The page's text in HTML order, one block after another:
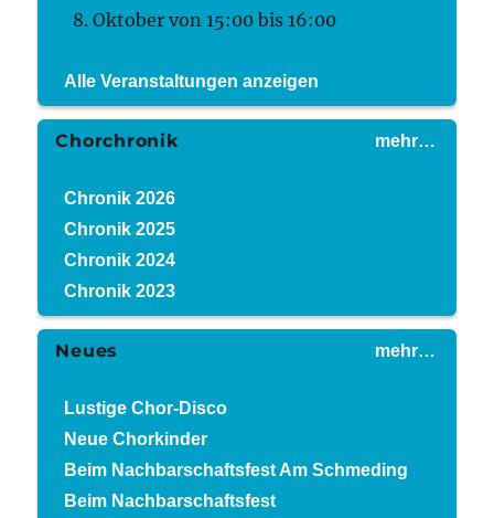
8. Oktober von 15:00 bis16:00
Alle Veranstaltungen anzeigen
mehr…
Chorchronik
Chronik 2026
Chronik 2025
Chronik 2024
Chronik 2023
mehr…
Neues
Lustige Chor-Disco
Neue Chorkinder
Beim Nachbarschaftsfest Am Schmeding
Beim Nachbarschaftsfest